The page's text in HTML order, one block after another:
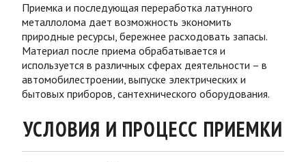
Приемка и последующая переработка латунного
металлолома дает возможность экономить
природные ресурсы, бережнее расходовать запасы.
Материал после приема обрабатывается и
используется в различных сферах деятельности – в
автомобилестроении, выпуске электрических и
бытовых приборов, сантехнического оборудования.
УСЛОВИЯ И ПРОЦЕСС ПРИЕМКИ